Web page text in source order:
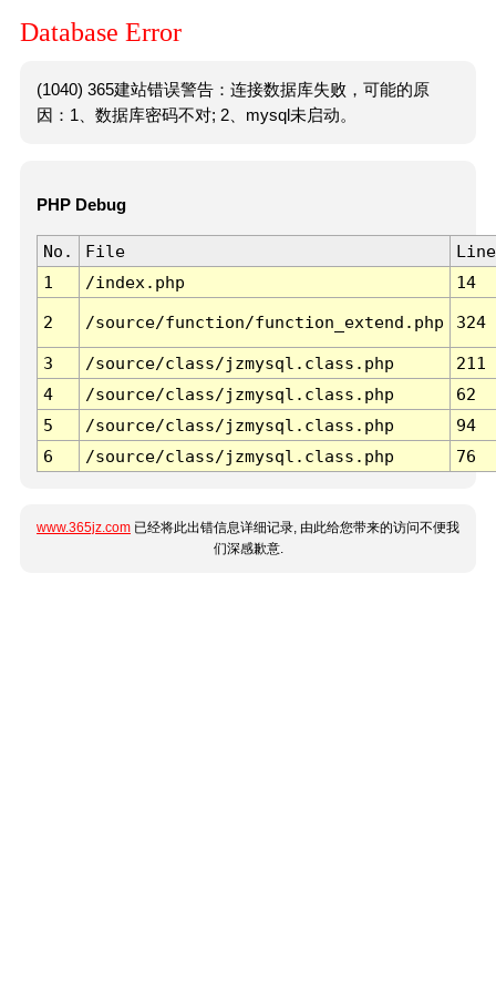
Database Error
(1040) 365建站错误警告：连接数据库失败，可能的原
因：1、数据库密码不对; 2、mysql未启动。
PHP Debug
No. File
Line
1
/index.php 14
2 /source/function/function_extend.php 324
3 /source/class/jzmysql.class.php
211
4
/source/class/jzmysql.class.php
62
5
/source/class/jzmysql.class.php
94
6
/source/class/jzmysql.class.php 76
www.365jz.com 已经将此出错信息详细记录, 由此给您带来的访问不便我
们深感歉意.